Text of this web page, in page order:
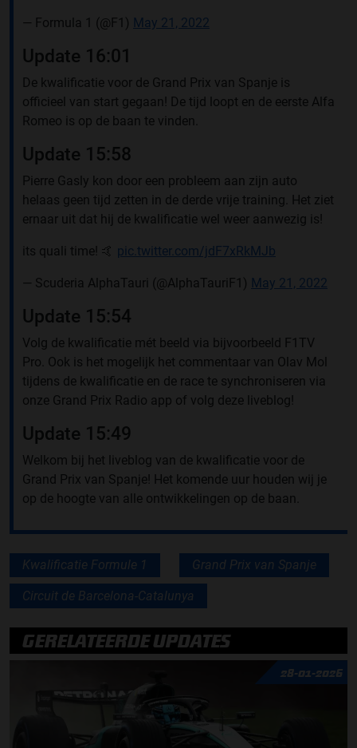
— Formula 1 (@F1) May 21, 2022
Update 16:01
De kwalificatie voor de Grand Prix van Spanje is
officieel van start gegaan! De tijd loopt en de eerste Alfa
Romeo is op de baan te vinden.
Update 15:58
Pierre Gasly kon door een probleem aan zijn auto
helaas geen tijd zetten in de derde vrije training. Het ziet
ernaar uit dat hij de kwalificatie wel weer aanwezig is!
its quali time! 🤙 pic.twitter.com/jdF7xRkMJb
— Scuderia AlphaTauri (@AlphaTauriF1) May 21, 2022
Update 15:54
Volg de kwalificatie mét beeld via bijvoorbeeld F1TV
Pro. Ook is het mogelijk het commentaar van Olav Mol
tijdens de kwalificatie en de race te synchroniseren via
onze Grand Prix Radio app of volg deze liveblog!
Update 15:49
Welkom bij het liveblog van de kwalificatie voor de
Grand Prix van Spanje! Het komende uur houden wij je
op de hoogte van alle ontwikkelingen op de baan.
Kwalificatie Formule 1 Grand Prix van Spanje
Circuit de Barcelona-Catalunya
GERELATEERDE UPDATES
28-01-2026